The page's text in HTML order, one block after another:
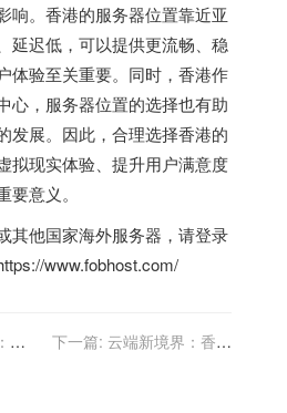
响。香港的服务器位置靠近亚
延迟低，可以提供更流畅、稳
体验至关重要。同时，香港作
心，服务器位置的选择也有助
发展。因此，合理选择香港的
拟现实体验、提升用户满意度
意义。
其他国家海外服务器 ，请登录
www.fobhost.com/
香
下一篇: 云端新境界：香港